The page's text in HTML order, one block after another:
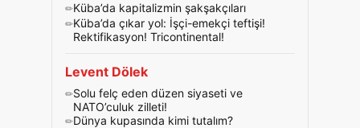
Küba’da kapitalizmin şakşakçıları
Küba’da çıkar yol: İşçi-emekçi teftişi!
Rektifikasyon! Tricontinental!
Levent Dölek
Solu felç eden düzen siyaseti ve
NATO’culuk zilleti!
Dünya kupasında kimi tutalım?